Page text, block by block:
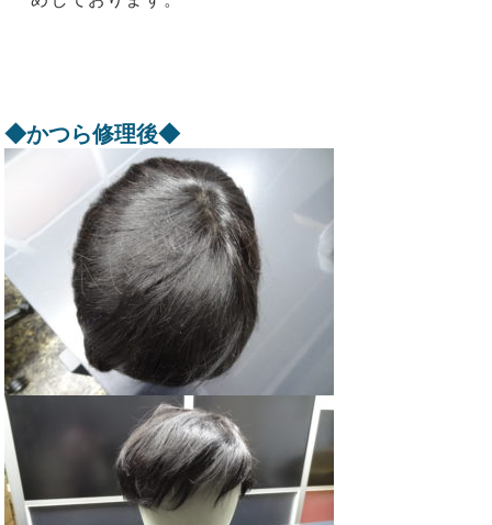
◆かつら修理後◆